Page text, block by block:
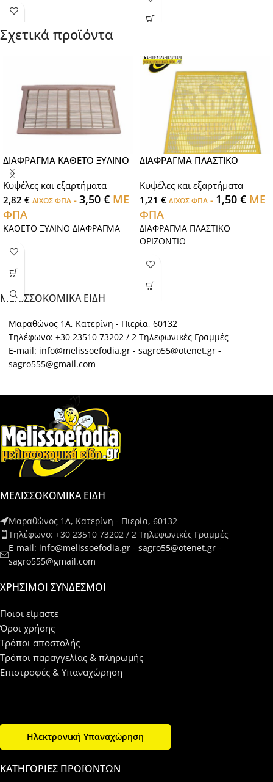
Σχετικά προϊόντα
ΔΙΑΦΡΑΓΜΑ ΚΑΘΕΤΟ ΞΥΛΙΝΟ
Κυψέλες και εξαρτήματα
2,82 € ΔΙΧΩΣ ΦΠΑ - 3,50 € ΜΕ
ΦΠΑ
ΚΑΘΕΤΟ ΞΥΛΙΝΟ ΔΙΑΦΡΑΓΜΑ
ΔΙΑΦΡΑΓΜΑ ΠΛΑΣΤΙΚΟ
Κυψέλες και εξαρτήματα
1,21 € ΔΙΧΩΣ ΦΠΑ - 1,50 € ΜΕ
ΦΠΑ
ΔΙΑΦΡΑΓΜΑ ΠΛΑΣΤΙΚΟ
ΟΡΙΖΟΝΤΙΟ
ΜΕΛΙΣΣΟΚΟΜΙΚΑ ΕΙΔΗ
Μαραθώνος 1Α, Κατερίνη - Πιερία, 60132
Τηλέφωνο: +30 23510 73202 / 2 Τηλεφωνικές Γραμμές
E-mail: info@melissoefodia.gr - sagro55@otenet.gr -
sagro555@gmail.com
ΜΕΛΙΣΣΟΚΟΜΙΚΑ ΕΙΔΗ
Μαραθώνος 1Α, Κατερίνη - Πιερία, 60132
Τηλέφωνο: +30 23510 73202 / 2 Τηλεφωνικές Γραμμές
E-mail: info@melissoefodia.gr - sagro55@otenet.gr -
sagro555@gmail.com
ΧΡΉΣΙΜΟΙ ΣΎΝΔΕΣΜΟΙ
Ποιοι είμαστε
Όροι χρήσης
Τρόποι αποστολής
Τρόποι παραγγελίας & πληρωμής
Επιστροφές & Υπαναχώρηση
Ηλεκτρονική Υπαναχώρηση
ΚΑΤΗΓΟΡΊΕΣ ΠΡΟΪΌΝΤΩΝ